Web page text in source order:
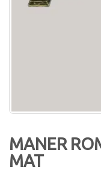
MANER
MAT